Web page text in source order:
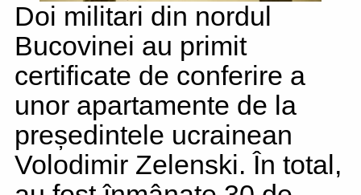
Doi militari din nordul
Bucovinei au primit
certificate de conferire a
unor apartamente de la
președintele ucrainean
Volodimir Zelenski. În total,